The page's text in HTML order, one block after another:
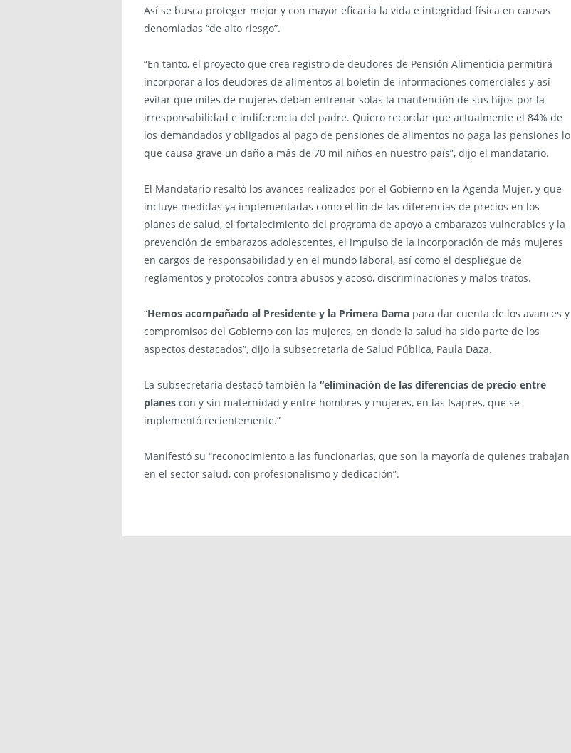
Así se busca proteger mejor y con mayor eficacia la vida e integridad física en causas
denomiadas “de alto riesgo”.
“En tanto, el proyecto que crea registro de deudores de Pensión Alimenticia permitirá
incorporar a los deudores de alimentos al boletín de informaciones comerciales y así
evitar que miles de mujeres deban enfrenar solas la mantención de sus hijos por la
irresponsabilidad e indiferencia del padre. Quiero recordar que actualmente el 84% de
los demandados y obligados al pago de pensiones de alimentos no paga las pensiones lo
que causa grave un daño a más de 70 mil niños en nuestro país”, dijo el mandatario.
El Mandatario resaltó los avances realizados por el Gobierno en la Agenda Mujer, y que
incluye medidas ya implementadas como el fin de las diferencias de precios en los
planes de salud, el fortalecimiento del programa de apoyo a embarazos vulnerables y la
prevención de embarazos adolescentes, el impulso de la incorporación de más mujeres
en cargos de responsabilidad y en el mundo laboral, así como el despliegue de
reglamentos y protocolos contra abusos y acoso, discriminaciones y malos tratos.
“Hemos acompañado al Presidente y la Primera Dama para dar cuenta de los avances y
compromisos del Gobierno con las mujeres, en donde la salud ha sido parte de los
aspectos destacados”, dijo la subsecretaria de Salud Pública, Paula Daza.
La subsecretaria destacó también la “eliminación de las diferencias de precio entre
planes con y sin maternidad y entre hombres y mujeres, en las Isapres, que se
implementó recientemente.”
Manifestó su “reconocimiento a las funcionarias, que son la mayoría de quienes trabajan
en el sector salud, con profesionalismo y dedicación”.